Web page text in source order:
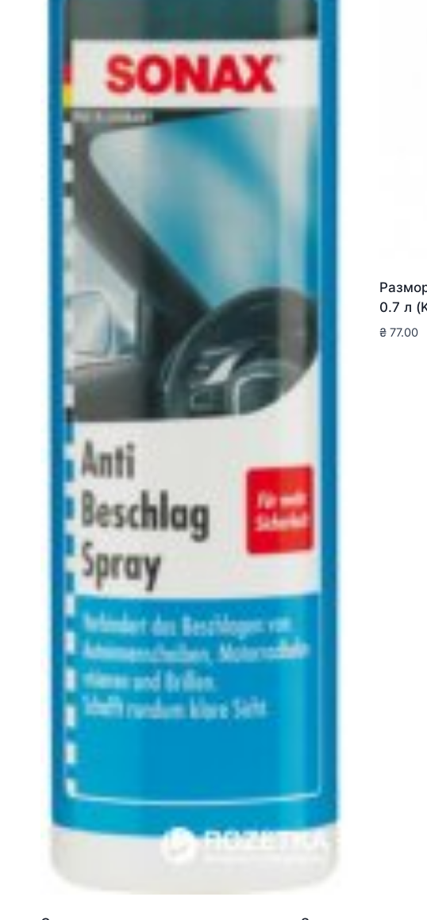
0.7 л
₴ 77.00